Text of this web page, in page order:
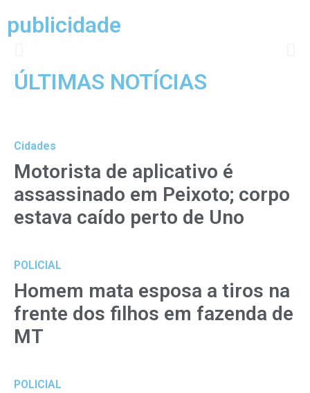
publicidade
ÚLTIMAS NOTÍCIAS
Cidades
Motorista de aplicativo é
assassinado em Peixoto; corpo
estava caído perto de Uno
POLICIAL
Homem mata esposa a tiros na
frente dos filhos em fazenda de
MT
POLICIAL